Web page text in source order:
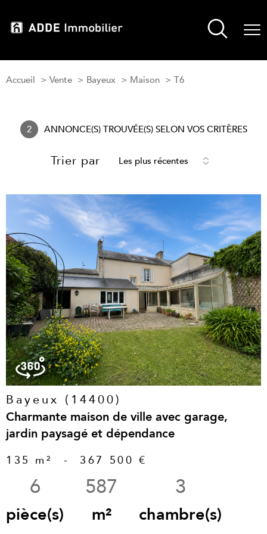
Accueil Vente Bayeux Maison T6
2 ANNONCE(S) TROUVÉE(S) SELON VOS CRITÈRES
Trier par Les plus récentes
voir le
bien
Bayeux (14400)
Charmante maison de ville avec garage,
jardin paysagé et dépendance
135 m² - 367 500 €
6
pièce(s)
587
m²
3
chambre(s)